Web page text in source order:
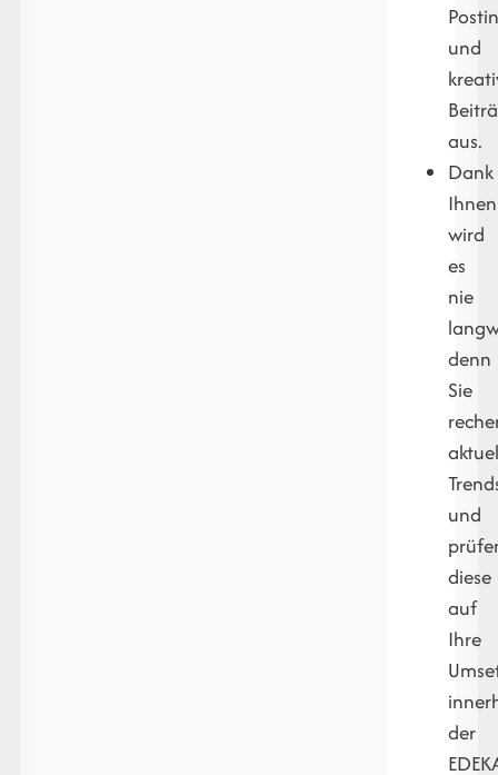
und
aus.
Dank
Ihnen
wird
es
nie
denn
Sie
und
diese
auf
Ihre
der